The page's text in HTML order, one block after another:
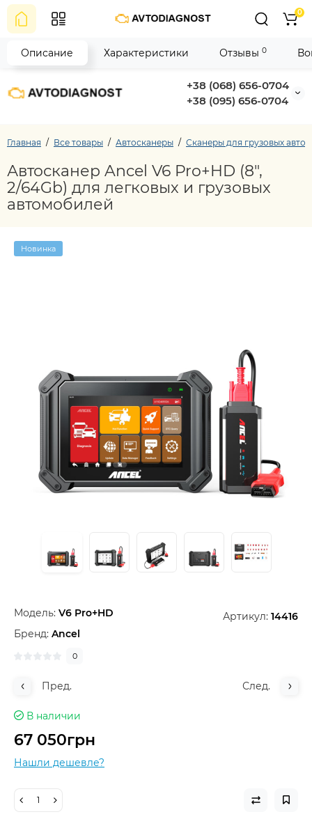
+38 (068) 656-0704
+38 (095) 656-0704
0
Главная Все товары Автосканеры Сканеры для грузовых авто
Автосканер Ancel V6 Pro+HD (8",
2/64Gb) для легковых и грузовых
автомобилей
Новинка
Модель: V6 Pro+HD Артикул: 14416
Бренд: Ancel
0
Пред. След.
В наличии
67 050грн
Нашли дешевле?
Описание Характеристики Отзывы 0